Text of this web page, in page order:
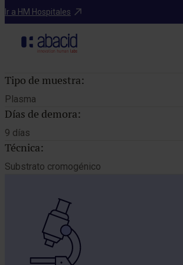
Ir a HM Hospitales
Catálogo de pruebas
Tipo de muestra:
Plasma
Días de demora:
9 días
Técnica:
Substrato cromogénico